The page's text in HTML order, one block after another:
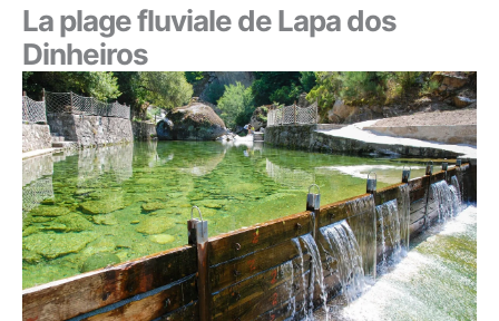
La plage fluviale de Lapa dos
Dinheiros